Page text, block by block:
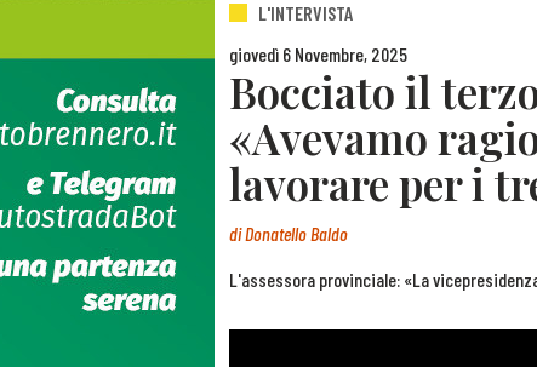
L'INTERVISTA
giovedì 6 Novembre, 2025
Bocciato il
«Avevamo
lavorare per i
diDonatello Baldo
L'assessora provinciale: «La